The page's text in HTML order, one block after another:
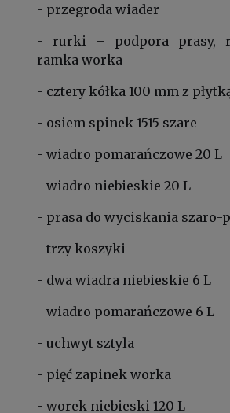
- przegroda wiader
- rurki – podpora prasy,
ramka worka
- cztery kółka 100 mm z
- osiem spinek 1515 szare
- wiadro pomarańczowe 20 L
- wiadro niebieskie 20 L
- prasa do wyciskania szaro-
- trzy koszyki
- dwa wiadra niebieskie 6 L
- wiadro pomarańczowe 6 L
- uchwyt sztyla
- pięć zapinek worka
- worek niebieski 120 L